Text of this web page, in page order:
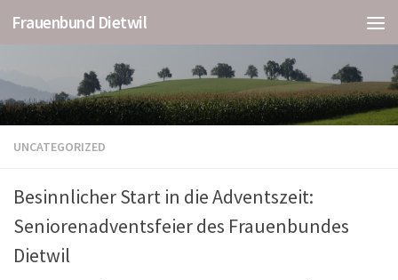
Frauenbund Dietwil
UNCATEGORIZED
Besinnlicher Start in die Adventszeit:
Seniorenadventsfeier des Frauenbundes
Dietwil